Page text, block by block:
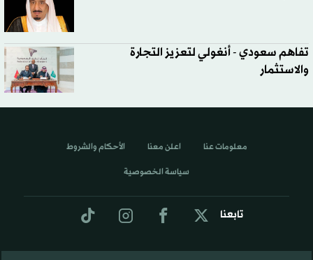
تفاهم سعودي - أنغولي لتعزيز التجارة
والاستثمار
تابعنا
معلومات عنا اعلن معنا الأحكام والشروط
سياسة الخصوصية